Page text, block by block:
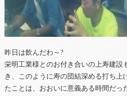
昨日は飲んだわ～?
栄明工業様とのお付き合いの上寿建設
き、このように寿の団結深める打ち上
たことは、おおいに意義ある時間だっ